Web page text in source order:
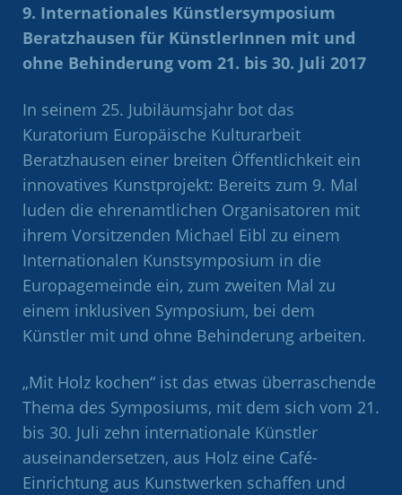
9. Internationales Künstlersymposium
Beratzhausen für KünstlerInnen mit und
ohne Behinderung vom 21. bis 30. Juli 2017
In seinem 25. Jubiläumsjahr bot das
Kuratorium Europäische Kulturarbeit
Beratzhausen einer breiten Öffentlichkeit ein
innovatives Kunstprojekt: Bereits zum 9. Mal
luden die ehrenamtlichen Organisatoren mit
ihrem Vorsitzenden Michael Eibl zu einem
Internationalen Kunstsymposium in die
Europagemeinde ein, zum zweiten Mal zu
einem inklusiven Symposium, bei dem
Künstler mit und ohne Behinderung arbeiten.
„Mit Holz kochen“ ist das etwas überraschende
Thema des Symposiums, mit dem sich vom 21.
bis 30. Juli zehn internationale Künstler
auseinandersetzen, aus Holz eine Café-
Einrichtung aus Kunstwerken schaffen und